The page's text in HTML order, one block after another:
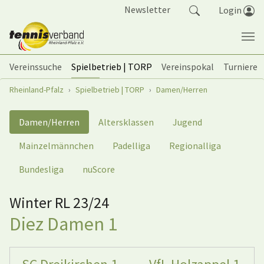
Newsletter Login
Vereinssuche Spielbetrieb | TORP Vereinspokal
Turniere
Sie sind hier:
Rheinland-Pfalz Spielbetrieb | TORP Damen/Herren
Damen/Herren Altersklassen
Jugend
Mainzelmännchen
Padelliga
Regionalliga
Bundesliga
nuScore
Winter RL 23/24
Diez Damen 1